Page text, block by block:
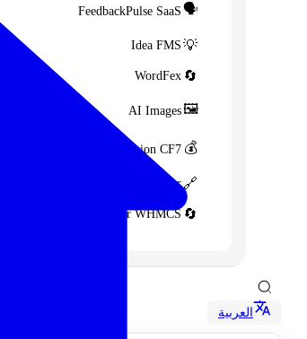
🗣️
FeedbackPulse SaaS
💡
Idea FMS
🔄
WordFex
🖼️
AI Images
💰
PayPal Donation CF7
🔗
Content Linker
🔄
Perfex Integration for WHMCS
العربية